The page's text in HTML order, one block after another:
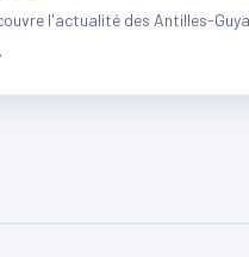
l'actualité des Antilles-